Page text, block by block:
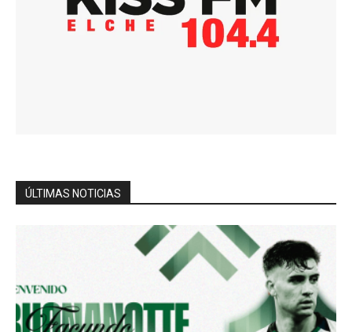
ÚLTIMAS NOTICIAS